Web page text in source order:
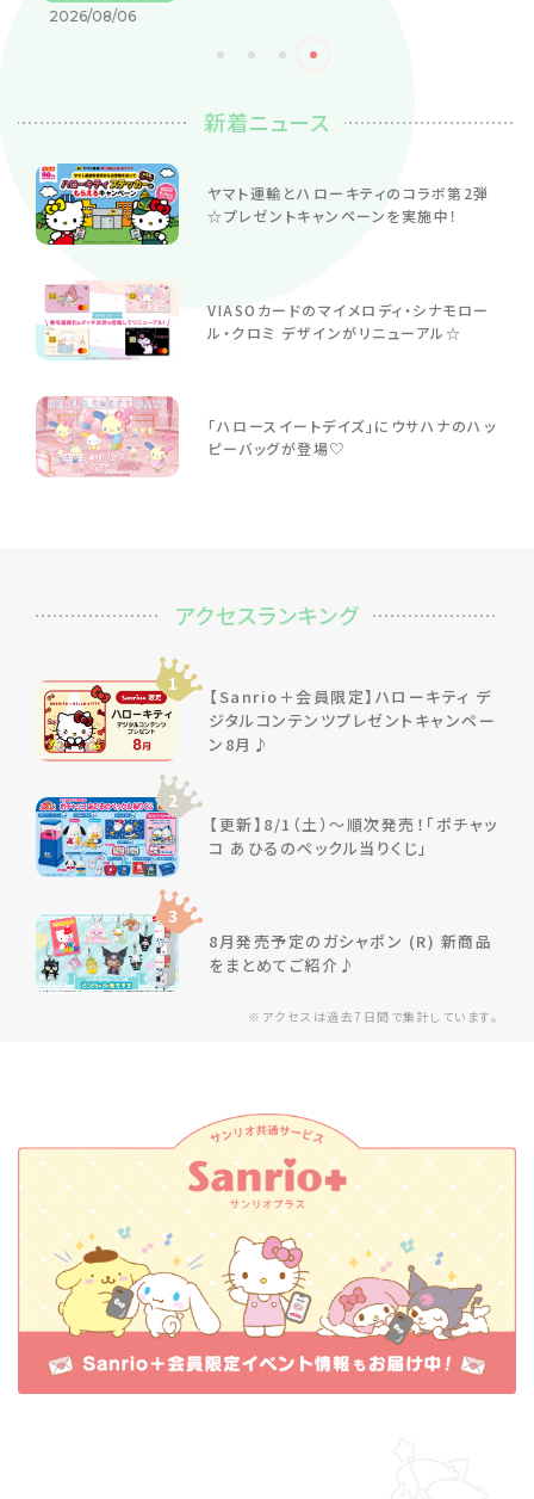
2026/08/06
新着ニュース
ヤマト運輸とハローキティのコラボ第2弾
☆プレゼントキャンペーンを実施中！
VIASOカードのマイメロディ・シナモロー
ル・クロミ デザインがリニューアル☆
「ハロースイートデイズ」にウサハナのハッ
ピーバッグが登場♡
※アクセスは過去7日間で集計しています。
アクセスランキング
1
【Sanrio＋会員限定】ハローキティ デ
ジタルコンテンツプレゼントキャンペー
ン8月♪
2
【更新】8/1（土）～順次発売！「ポチャッ
コ あひるのペックル当りくじ」
3
8月発売予定のガシャポン (R) 新商品
をまとめてご紹介♪